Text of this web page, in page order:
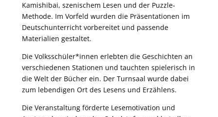
Kamishibai, szenischem Lesen und der Puzzle-
Methode. Im Vorfeld wurden die Präsentationen im
Deutschunterricht vorbereitet und passende
Materialien gestaltet.
Die Volksschüler*innen erlebten die Geschichten an
verschiedenen Stationen und tauchten spielerisch in
die Welt der Bücher ein. Der Turnsaal wurde dabei
zum lebendigen Ort des Lesens und Erzählens.
Die Veranstaltung förderte Lesemotivation und